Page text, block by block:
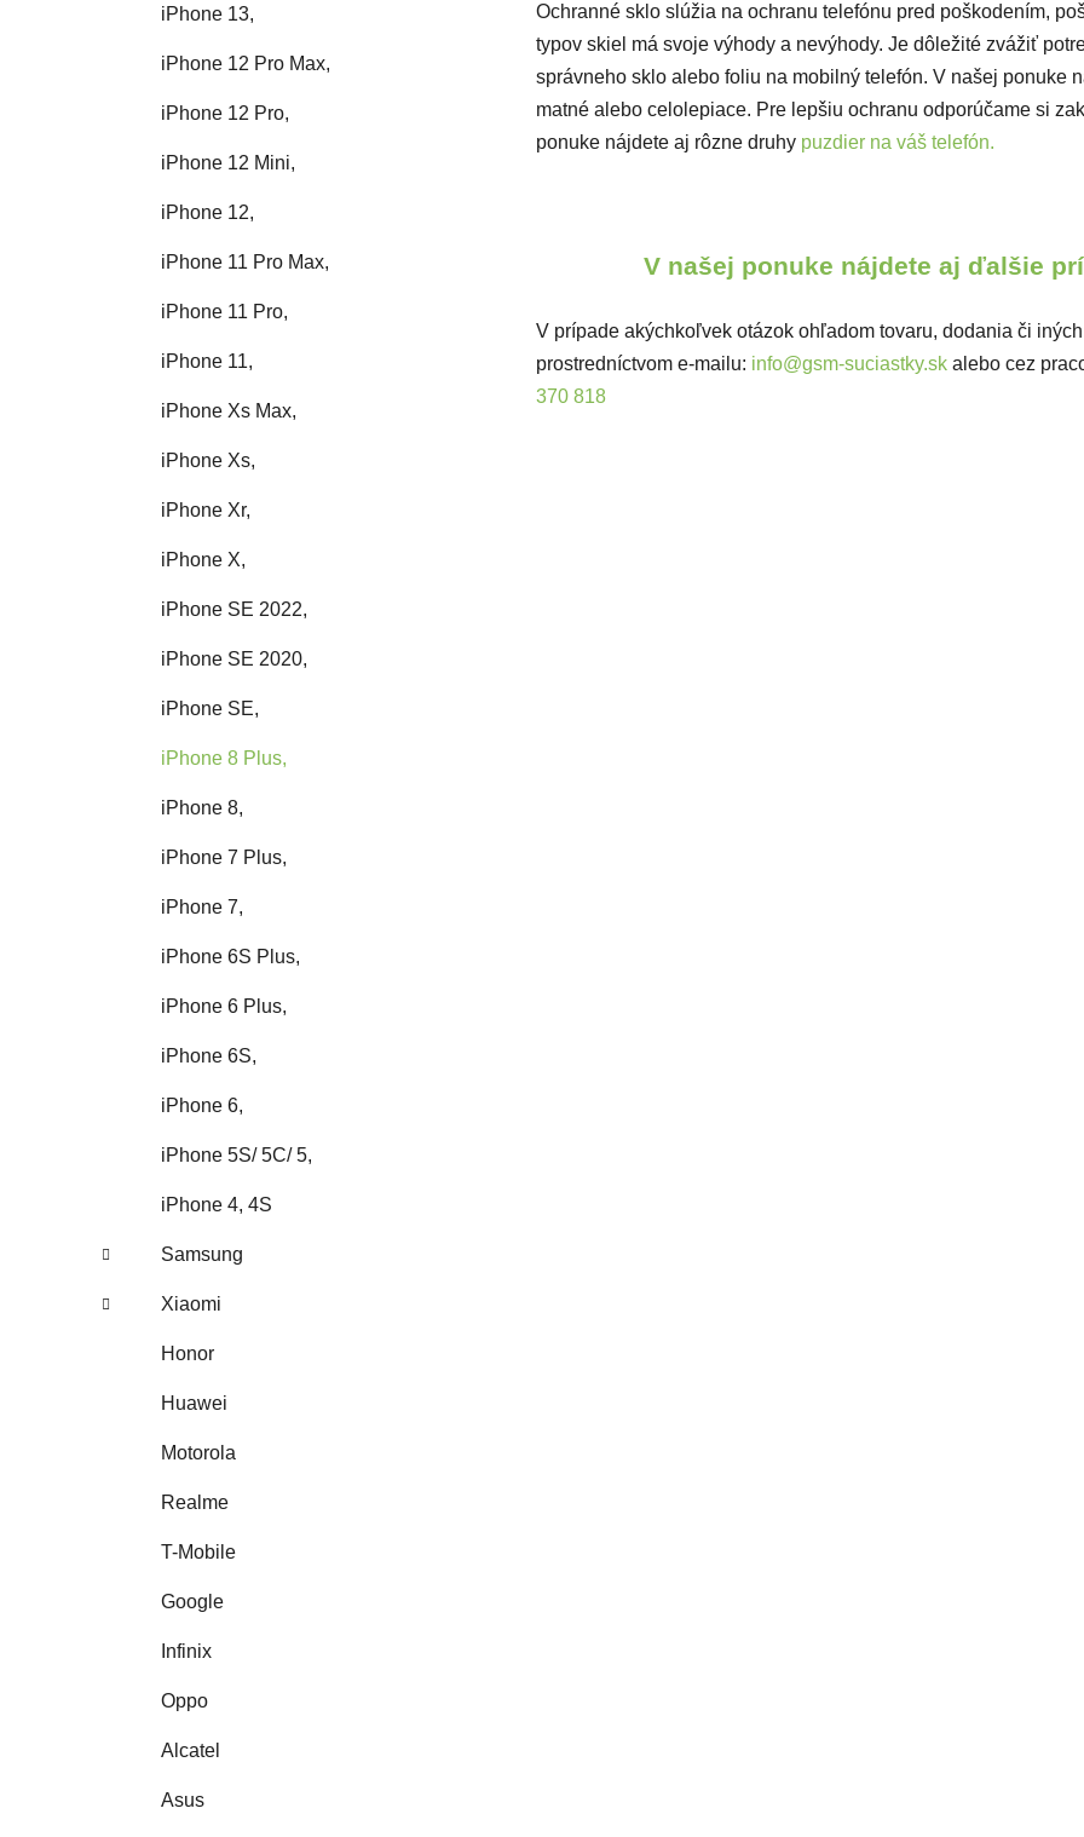
iPhone 13,
iPhone 12 Pro Max,
iPhone 12 Pro,
iPhone 12 Mini,
iPhone 12,
iPhone 11 Pro Max,
iPhone 11 Pro,
iPhone 11,
iPhone Xs Max,
iPhone Xs,
iPhone Xr,
iPhone X,
iPhone SE 2022,
iPhone SE 2020,
iPhone SE,
iPhone 8 Plus,
iPhone 8,
iPhone 7 Plus,
iPhone 7,
iPhone 6S Plus,
iPhone 6 Plus,
iPhone 6S,
iPhone 6,
iPhone 5S/ 5C/ 5,
iPhone 4, 4S
Samsung
Xiaomi
Honor
Huawei
Motorola
Realme
T-Mobile
Google
Infinix
Oppo
Alcatel
Asus
Ochranné sklo slúžia na ochranu telefónu pred poškodením,
typov skiel má svoje výhody a nevýhody. Je dôležité zvážiť
správneho sklo alebo foliu na mobilný telefón. V našej ponuke
matné alebo celolepiace. Pre lepšiu ochranu odporúčame si
ponuke nájdete aj rôzne druhy puzdier na váš telefón.
V našej ponuke nájdete aj ďalšie
V prípade akýchkoľvek otázok ohľadom tovaru, dodania či
prostredníctvom e-mailu: info@gsm-suciastky.sk alebo cez
370 818